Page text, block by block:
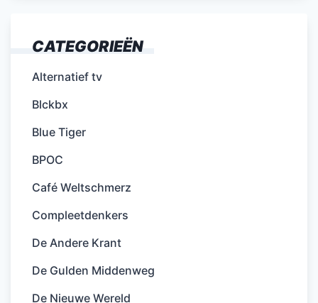
CATEGORIEËN
Alternatief tv
Blckbx
Blue Tiger
BPOC
Café Weltschmerz
Compleetdenkers
De Andere Krant
De Gulden Middenweg
De Nieuwe Wereld